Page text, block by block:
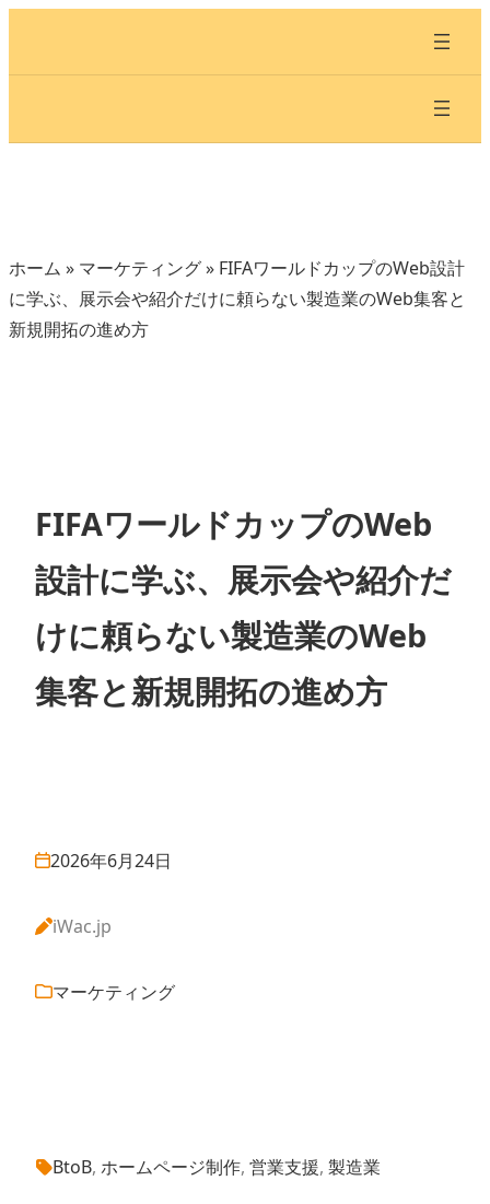
キ
ホーム » マーケティング» FIFAワールドカップのWeb設計
に学ぶ、展示会や紹介だけに頼らない製造業のWeb集客と
新規開拓の進め方
FIFAワールドカップのWeb
設計に学ぶ、展示会や紹介だ
けに頼らない製造業のWeb
集客と新規開拓の進め方
2026年6月24日
iWac.jp
マーケティング
BtoB, ホームページ制作, 営業支援, 製造業